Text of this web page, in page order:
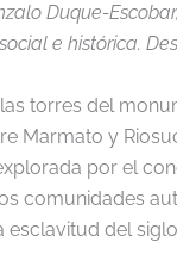
Duque-
e histórica.
las torres del
Marmato y
por el
comunidades
esclavitud del